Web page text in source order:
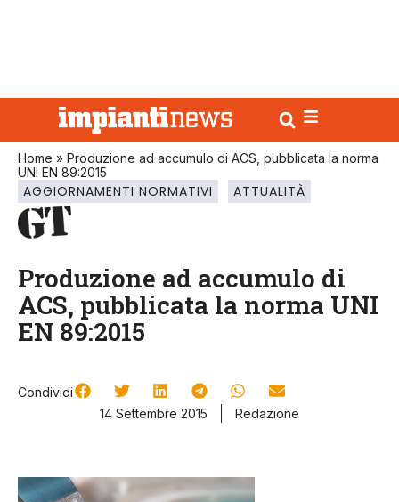
Home » Produzione ad accumulo di ACS, pubblicata la norma
UNI EN 89:2015
AGGIORNAMENTI NORMATIVI ATTUALITÀ
Produzione ad accumulo di
ACS, pubblicata la norma UNI
EN 89:2015
Condividi
14 Settembre 2015
Redazione